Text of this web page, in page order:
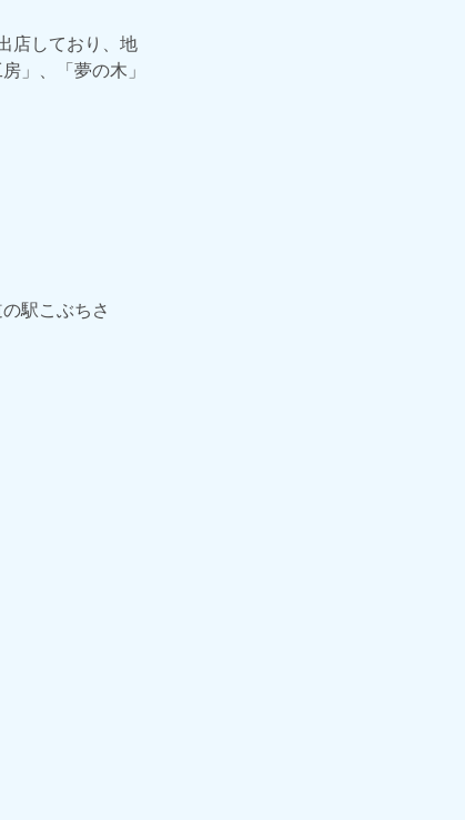
店しており、地
」、「夢の木」
駅こぶちさ